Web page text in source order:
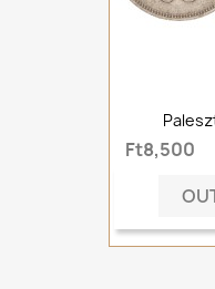
Ft8,500